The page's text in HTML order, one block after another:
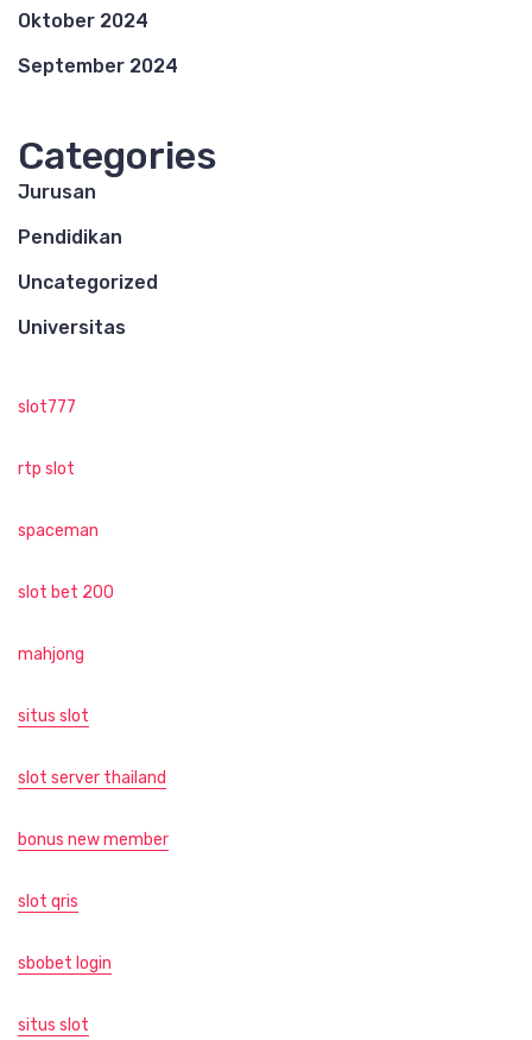
Oktober 2024
September 2024
Categories
Jurusan
Pendidikan
Uncategorized
Universitas
slot777
rtp slot
spaceman
slot bet 200
mahjong
situs slot
slot server thailand
bonus new member
slot qris
sbobet login
situs slot